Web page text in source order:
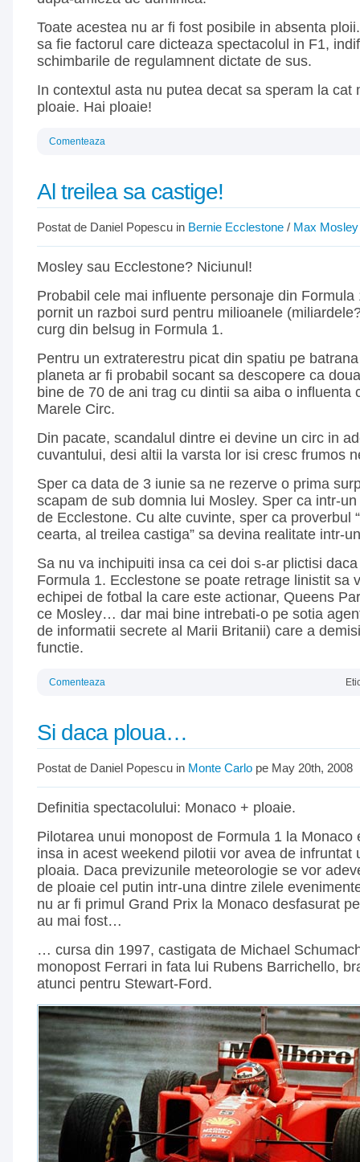
Toate acestea nu ar fi fost posibile in absenta
sa fie factorul care dicteaza spectacolul in F1,
schimbarile de regulamnent dictate de sus.
In contextul asta nu putea decat sa speram la cat
ploaie. Hai ploaie!
Comenteaza
Al treilea sa castige!
Postat de Daniel Popescu in Bernie Ecclestone / Max Mosley
Mosley sau Ecclestone? Niciunul!
Probabil cele mai influente personaje din
pornit un razboi surd pentru milioanele
curg din belsug in Formula 1.
Pentru un extraterestru picat din spatiu pe
planeta ar fi probabil socant sa descopere ca
bine de 70 de ani trag cu dintii sa aiba o influenta
Marele Circ.
Din pacate, scandalul dintre ei devine un circ in
cuvantului, desi altii la varsta lor isi cresc frumos
Sper ca data de 3 iunie sa ne rezerve o prima
scapam de sub domnia lui Mosley. Sper ca intr-
de Ecclestone. Cu alte cuvinte, sper ca proverbul
cearta, al treilea castiga” sa devina realitate intr-
Sa nu va inchipuiti insa ca cei doi s-ar plictisi
Formula 1. Ecclestone se poate retrage linistit sa
echipei de fotbal la care este actionar, Queens
ce Mosley… dar mai bine intrebati-o pe sotia
de informatii secrete al Marii Britanii) care a
functie.
Comenteaza
Si daca ploua…
Postat de Daniel Popescu in Monte Carlo pe May 20th, 2008
Definitia spectacolului: Monaco + ploaie.
Pilotarea unui monopost de Formula 1 la Monaco
insa in acest weekend pilotii vor avea de infruntat
ploaia. Daca previzunile meteorologie se vor
de ploaie cel putin intr-una dintre zilele
nu ar fi primul Grand Prix la Monaco desfasurat
au mai fost…
… cursa din 1997, castigata de Michael
monopost Ferrari in fata lui Rubens Barrichello,
atunci pentru Stewart-Ford.